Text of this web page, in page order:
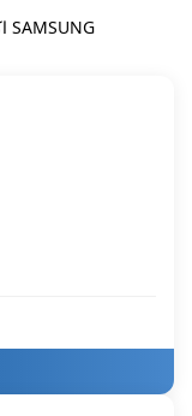
اكتشف الأدلة الأخرى للعلامة التجارية SAMSUNG